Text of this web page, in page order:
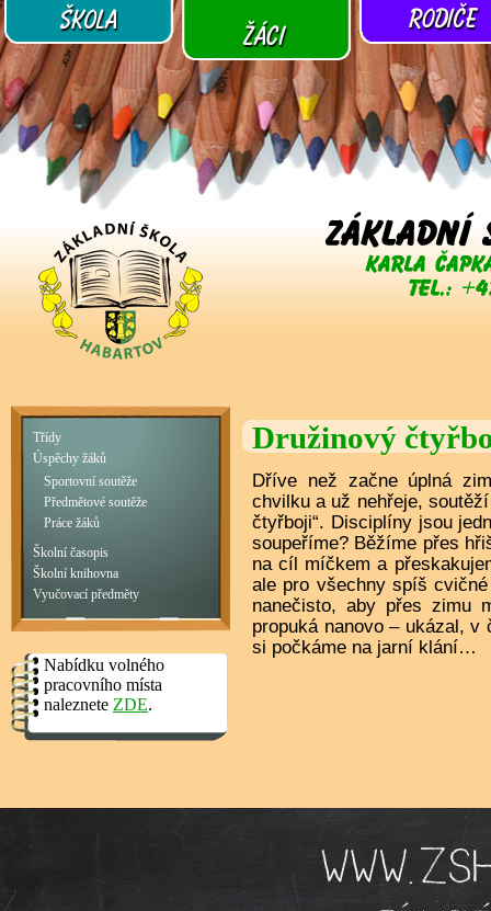
Třídy
Úspěchy žáků
Sportovní soutěže
Předmětové soutěže
Práce žáků
Školní časopis
Školní knihovna
Vyučovací předměty
Nabídku volného
pracovního místa
naleznete ZDE.
Družinový
Dříve než začne úplná
chvilku a už nehřeje,
čtyřboji“. Disciplíny jsou
soupeříme? Běžíme přes
na cíl míčkem a
ale pro všechny spíš
nanečisto, aby přes zimu
propuká nanovo – ukázal,
si počkáme na jarní klání…